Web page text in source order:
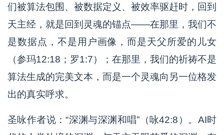
们被算法包围、被数据定义、被效率驱赶时，回到
天主经，就是回到灵魂的锚点——在那里，我们不
是数据点，不是用户画像，而是天父所爱的儿女
（参玛12:18；罗1:7）；在那里，我们的祈祷不是
算法生成的完美文本，而是一个灵魂向另一位格发
出的真实呼求。
圣咏作者说：“深渊与深渊和唱”（咏42:8）。AI时